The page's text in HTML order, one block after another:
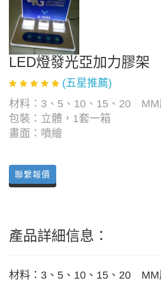
LED燈發光亞加力膠架
(五星推薦)
材料：3、5、10、15、20 MM
包裝：立體，1套一箱
畫面：噴繪
聯繫報價
產品詳細信息：
材料：3、5、10、15、20 MM